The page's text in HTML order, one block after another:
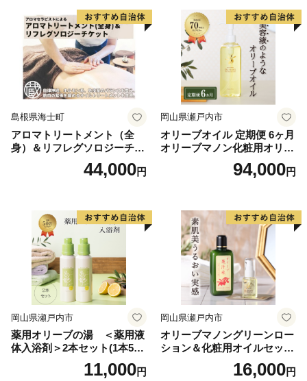
れ、千葉大学の発祥の地など、歴史と文化の街でした。
その後、常磐線が流山を外れ、高度成長時代の急速な都
市化の時期にも、ゆったりとした区画の低層の戸建て住
宅街が形成されました。そのため都心から近い、落ち着
いた住宅都市になっています。
流山市の人口構成は、市制施行以来、団塊の世代の
方々が一番多い街でした。しかし、この数年間、子育て
支援や教育環境の充実に力を注いできた結果、子育て世
40代が一番多く、こどもたちの数も多いため、若々しい
流山市では若い世代の子育て支援に積極的に取り組ん
でいます。全国でも数少ない、市内すべての保育園にお
子様を送迎する市内2か所の駅前保育送迎ステーショ
ン、耐震工事はもとよりエアコンの導入も完了している
教育施設、チームティーチングを導入した算数・数学、
全中学校に配置したネイティブALTや小学校の英語指導
員により英語教育に力を入れています。平成27年春には
市内初の小中併設校が開校し、さらに英語教育に定評の
ある私立小学校も平成28年4月に開校しました。
子育ての街、森の街、良質な街、美しい街、楽しい
島根県海士町
アロマトリートメント（全
身）＆リフレグソロジーチケ
44,000円
岡山県瀬戸内市
オリーブオイル 定期便 6ヶ月
オリーブマノン化粧用オリー
ブオイル 200ml オリーブ オ
イル 美容 スキンケア 化粧用
94,000円
岡山県瀬戸内市
薬用オリーブの湯 ＜薬用液
体入浴剤＞2本セット(1本500
11,000円
岡山県瀬戸内市
オリーブマノングリーンロー
ション＆化粧用オイルセット
美容グッズ スキンケア 化粧
16,000円